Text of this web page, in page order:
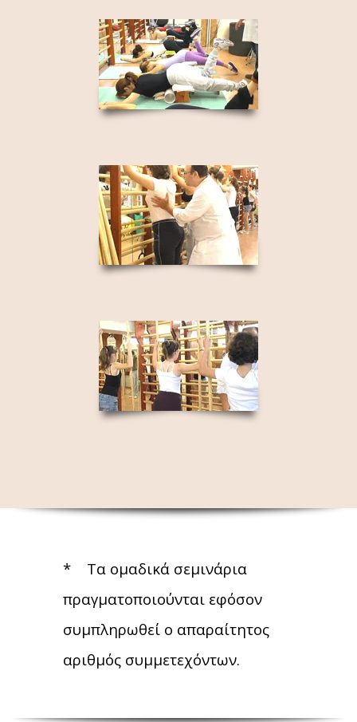
* Τα ομαδικά σεμινάρια
πραγματοποιούνται εφόσον
συμπληρωθεί ο απαραίτητος
αριθμός συμμετεχόντων.